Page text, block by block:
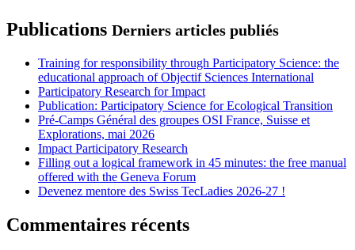
Publications Derniers articles publiés
Training for responsibility through Participatory Science: the
educational approach of Objectif Sciences International
Participatory Research for Impact
Publication: Participatory Science for Ecological Transition
Pré-Camps Général des groupes OSI France, Suisse et
Explorations, mai 2026
Impact Participatory Research
Filling out a logical framework in 45 minutes: the free manual
offered with the Geneva Forum
Devenez mentore des Swiss TecLadies 2026-27 !
Commentaires récents